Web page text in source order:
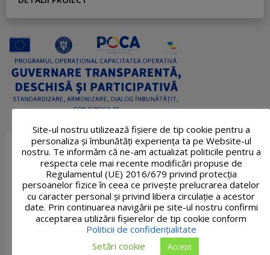
Site-ul nostru utilizează fişiere de tip cookie pentru a
personaliza și îmbunătăți experiența ta pe Website-ul
nostru. Te informăm că ne-am actualizat politicile pentru a
respecta cele mai recente modificări propuse de
Regulamentul (UE) 2016/679 privind protecția
persoanelor fizice în ceea ce privește prelucrarea datelor
cu caracter personal și privind libera circulație a acestor
date. Prin continuarea navigării pe site-ul nostru confirmi
acceptarea utilizării fişierelor de tip cookie conform
Politicii de confidențialitate
Setări cookie
Accept